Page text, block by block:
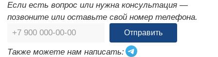
Если есть вопрос или нужна консультация —
позвоните или оставьте свой номер телефона.
Отправить
Также можете нам написать: